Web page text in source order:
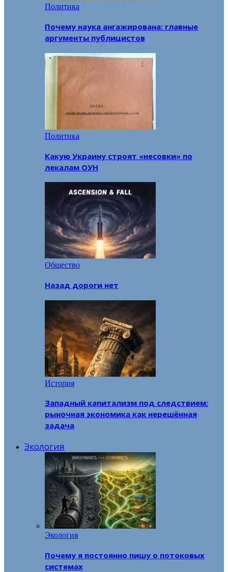
Политика
Почему наука ангажирована: главные
аргументы публицистов
Политика
Какую Украину строят «несовки» по
лекалам ОУН
Общество
Назад дороги нет
История
Западный капитализм под следствием:
рыночная экономика как нерешённая
задача
Экология
Экология
Почему я постоянно пишу о потоковых
системах